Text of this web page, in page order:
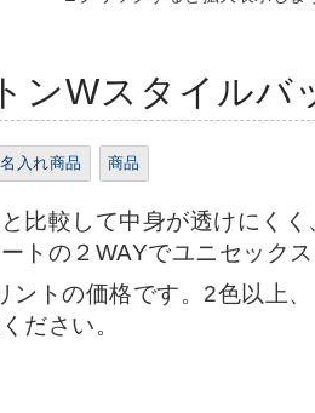
ンWスタイルバ
名入れ商品 商品
比較して中身が透けにくく
トの２WAYでユニセックス
トの価格です。2色以上
ださい。